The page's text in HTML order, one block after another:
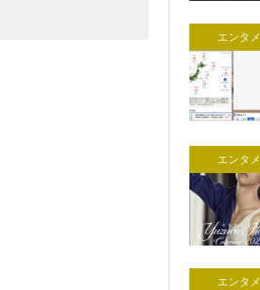
エンタメ
エンタメ
エンタメ